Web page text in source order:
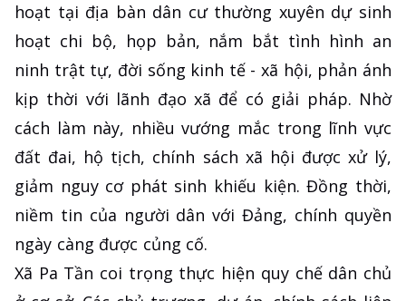
hoạt tại địa bàn dân cư thường xuyên dự sinh
hoạt chi bộ, họp bản, nắm bắt tình hình an
ninh trật tự, đời sống kinh tế - xã hội, phản ánh
kịp thời với lãnh đạo xã để có giải pháp. Nhờ
cách làm này, nhiều vướng mắc trong lĩnh vực
đất đai, hộ tịch, chính sách xã hội được xử lý,
giảm nguy cơ phát sinh khiếu kiện. Đồng thời,
niềm tin của người dân với Đảng, chính quyền
ngày càng được củng cố.
Xã Pa Tần coi trọng thực hiện quy chế dân chủ